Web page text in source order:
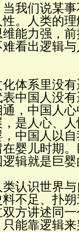
我们说某
。人类的
能力强，
看出逻辑
体系里没
中国人没
，中国人
是人心、
中国人以
婴儿时期
辑就是巨
认识世界
不足、扑
方讲述同
能靠逻辑